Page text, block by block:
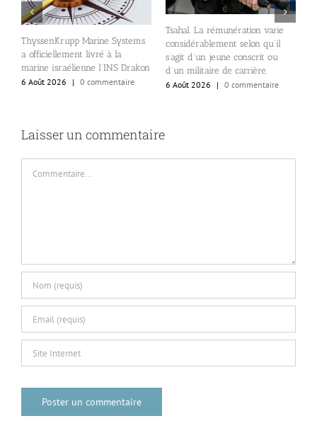
ThyssenKrupp Marine Systems
a officiellement livré à la
marine israélienne l’INS Drakon
6 Août 2026
| 0 commentaire
Tsahal. La rémunération varie
considérablement selon qu’il
s’agit d’un jeune conscrit ou
d’un militaire de carrière.
6 Août 2026
| 0 commentaire
Laisser un commentaire